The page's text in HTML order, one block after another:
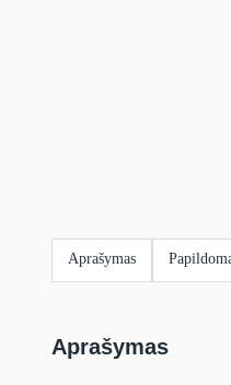
Aprašymas
Aprašymas